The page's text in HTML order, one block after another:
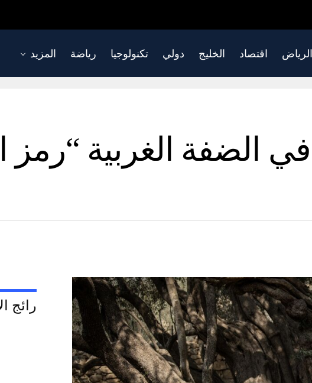
الرياض اقتصاد الخليج دولي تكنولوجيا رياضة المزيد
الضفة الغربية “رمز
رائج